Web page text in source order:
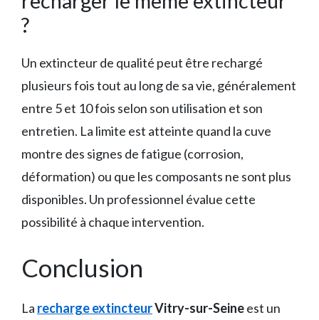
?
Un extincteur de qualité peut être rechargé
plusieurs fois tout au long de sa vie, généralement
entre 5 et 10 fois selon son utilisation et son
entretien. La limite est atteinte quand la cuve
montre des signes de fatigue (corrosion,
déformation) ou que les composants ne sont plus
disponibles. Un professionnel évalue cette
possibilité à chaque intervention.
Conclusion
La recharge extincteurVitry-sur-Seineest un